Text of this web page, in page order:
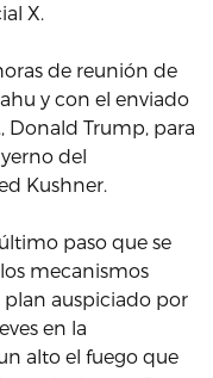
X.
de reunión de
y con el enviado
Donald Trump, para
del
Kushner.
paso que se
mecanismos
plan auspiciado por
en la
alto el fuego que